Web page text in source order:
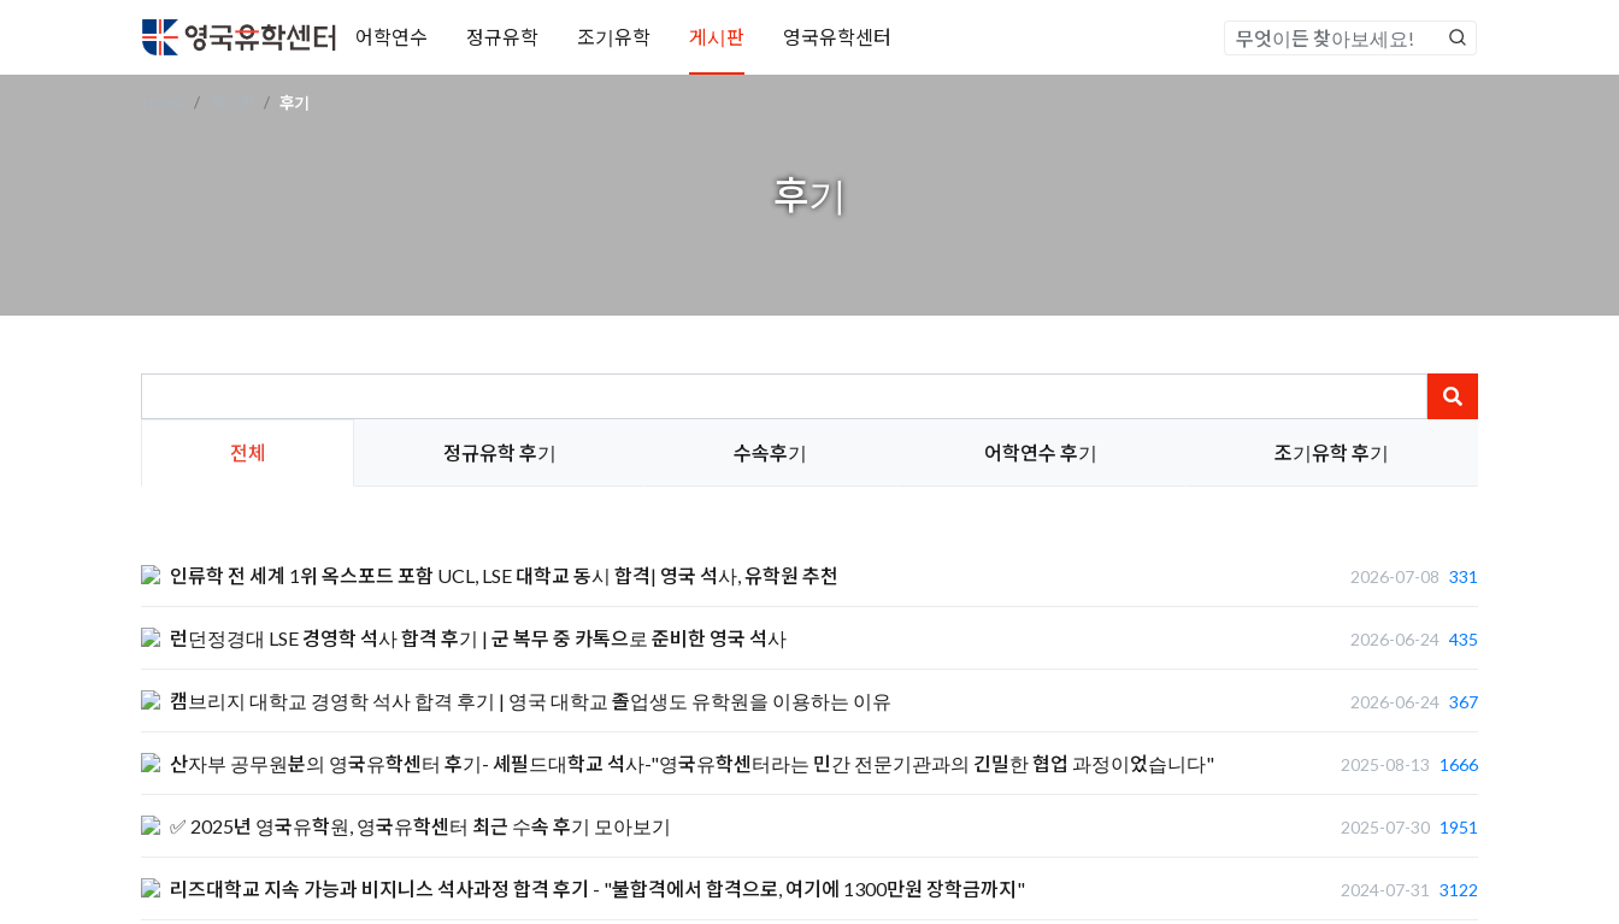
어학연수 정규유학 조기유학 게시판 영국유학센터
통합검색
후기
후기
전체 정규유학 후기 수속후기 어학연수 후기 조기유학 후기
인류학 전 세계 1위 옥스포드 포함 UCL, LSE 대학교 동시 합격| 영국 석사, 유학원 추천 2026-07-08 331
런던정경대 LSE 경영학 석사 합격 후기 | 군 복무 중 카톡으로 준비한 영국 석사 2026-06-24 435
캠브리지 대학교 경영학 석사 합격 후기 | 영국 대학교 졸업생도 유학원을 이용하는 이유 2026-06-24 367
산자부 공무원분의 영국유학센터 후기- 셰필드대학교 석사-"영국유학센터라는 민간 전문기관과의 긴밀한 협업 과정이었습니다" 2025-08-13 1666
✅ 2025년 영국유학원, 영국유학센터 최근 수속 후기 모아보기 2025-07-30 1951
리즈대학교 지속 가능과 비지니스 석사과정 합격 후기 - "불합격에서 합격으로, 여기에 1300만원 장학금까지" 2024-07-31 3122